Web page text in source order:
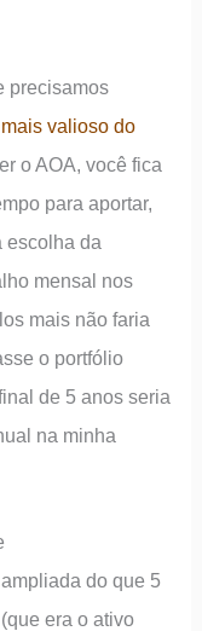
precisamos
valioso do
o AOA, você fica
para aportar,
escolha da
mensal nos
mais não faria
o portfólio
de 5 anos seria
na minha
do que 5
era o ativo